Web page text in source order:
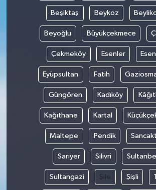
Beşiktaş Beykoz
Beyoğlu Büyükçekmece
Çekmeköy Esenler
Eyüpsultan Fatih
Güngören Kadıköy
Kağıthane Kartal
Maltepe Pendik
Sarıyer Silivri
Sultangazi Şile Şişli